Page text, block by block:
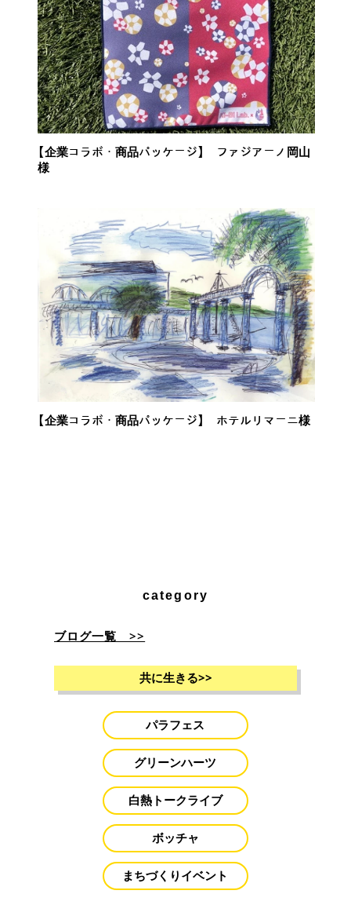
【企業コラボ・商品パッケージ】 ファジアーノ岡山
様
【企業コラボ・商品パッケージ】 ホテルリマーニ様
category
ブログ一覧 >>
共に生きる>>
パラフェス
グリーンハーツ
白熱トークライブ
ボッチャ
まちづくりイベント